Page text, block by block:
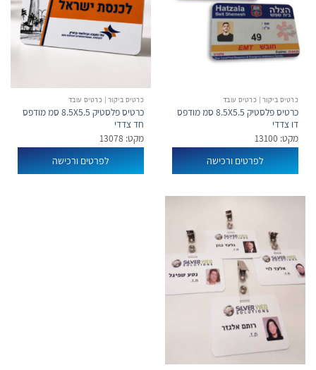
כרטיס ביקור | כרטיס עובד
כרטיס פלסטיק 8.5X5.5 סמ מודפס
דו צדדי
מקט: 13100
לפרטים ורכישה
כרטיס ביקור | כרטיס עובד
כרטיס פלסטיק 8.5X5.5 סמ מודפס
חד צדדי
מקט: 13078
לפרטים ורכישה